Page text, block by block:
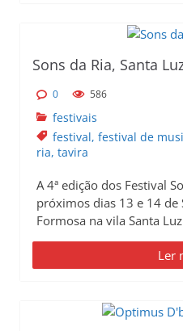
Sons da Ria, Santa
0 586
festivais
festival, festival de
ria, tavira
A 4ª edição dos Festival
próximos dias 13 e 14 de
Formosa na vila Santa
Ler